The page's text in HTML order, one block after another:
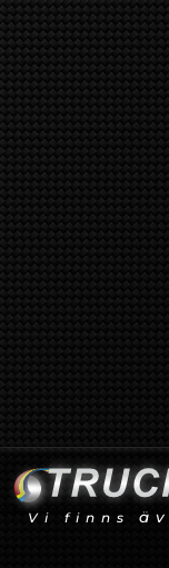
Vi finns